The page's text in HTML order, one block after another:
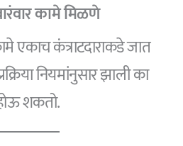
कामे मिळणे
एकाच कंत्राटदाराकडे जात
नियमांनुसार झाली का
होऊ शकतो.